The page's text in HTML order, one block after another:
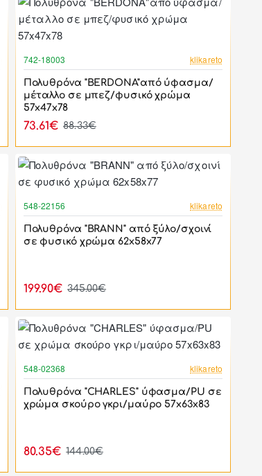
742-18003 klikareto
Πολυθρόνα "BERDONA"από ύφασμα/
μέταλλο σε μπεζ/φυσικό χρώμα
57x47x78
73.61€ 88.33€
548-22156 klikareto
Πολυθρόνα "BRANN" από ξύλο/σχοινί
σε φυσικό χρώμα 62x58x77
199.90€ 345.00€
548-02368 klikareto
Πολυθρόνα "CHARLES" ύφασμα/PU σε
χρώμα σκούρο γκρι/μαύρο 57x63x83
80.35€ 144.00€